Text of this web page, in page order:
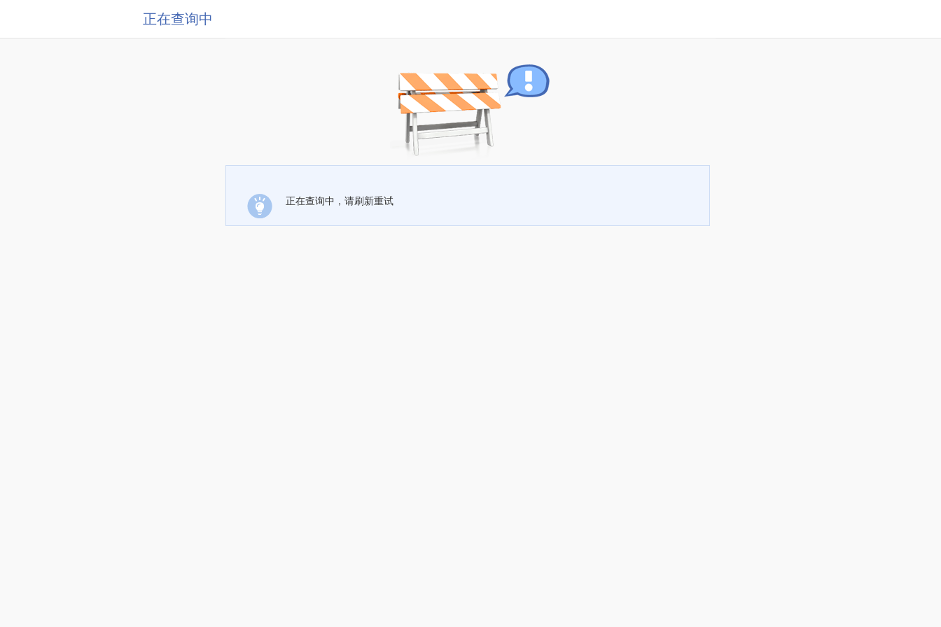
正在查询中
正在查询中，请刷新重试